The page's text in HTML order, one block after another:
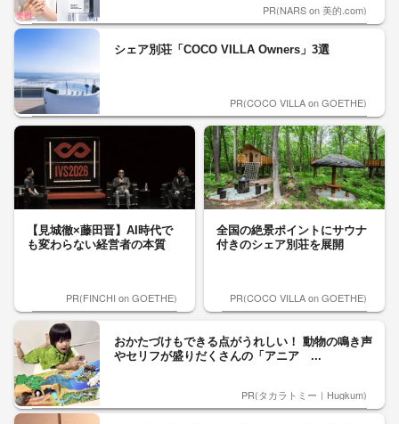
PR(NARS on 美的.com)
シェア別荘「COCO VILLA Owners」3選
PR(COCO VILLA on GOETHE)
【見城徹×藤田晋】AI時代で
も変わらない経営者の本質
PR(FINCHI on GOETHE)
全国の絶景ポイントにサウナ
付きのシェア別荘を展開
PR(COCO VILLA on GOETHE)
おかたづけもできる点がうれしい！ 動物の鳴き声
やセリフが盛りだくさんの「アニア ...
PR(タカラトミー｜Hugkum)